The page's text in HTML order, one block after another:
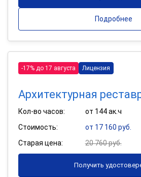
Подробнее
-17% до 17 августа Лицензия
Архитектурная
Кол-во часов:
от 144 ак.ч
Стоимость:
от 17 160 руб.
Старая цена:
20 760 руб.
Получить